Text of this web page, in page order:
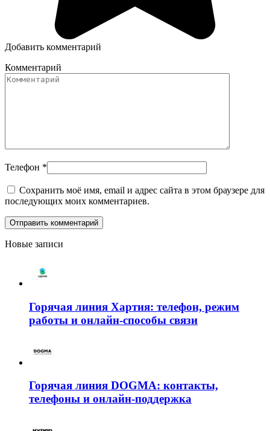
Добавить комментарий
Комментарий
Телефон *
Сохранить моё имя, email и адрес сайта в этом браузере для
последующих моих комментариев.
Новые записи
Горячая линия Хартия: телефон, режим
работы и онлайн-способы связи
Горячая линия DOGMA: контакты,
телефоны и онлайн-поддержка